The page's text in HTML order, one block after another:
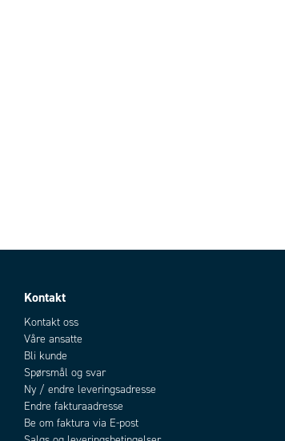
Kontakt
Kontakt oss
Våre ansatte
Bli kunde
Spørsmål og svar
Ny / endre leveringsadresse
Endre fakturaadresse
Be om faktura via E-post